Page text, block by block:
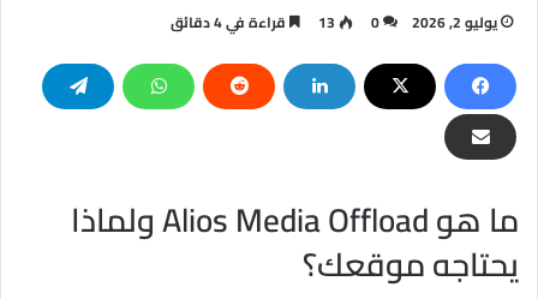
يوليو 2, 2026 0
13 قراءة في 4 دقائق
ما هو Alios Media Offload ولماذا
يحتاجه موقعك؟